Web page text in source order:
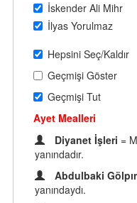
İskender Ali Mihr
İlyas Yorulmaz
Hepsini Seç/Kaldır
Geçmişi Göster
Geçmişi Tut
Ayet Mealleri
Diyanet İşleri =
yanındadır.
Abdulbaki
yanındaydı.